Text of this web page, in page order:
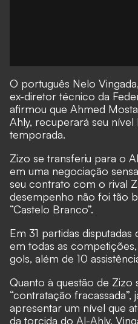
O português Nelo
ex-diretor técnico da
afirmou que Ahmed
Ahly, recuperará seu nível
temporada.
Zizo se transferiu para o
em uma negociação
seu contrato com o rival
desempenho não foi tão
“Castelo Branco”.
Em 31 partidas
em todas as
gols, além de 10
Quanto à questão de Zizo
“contratação fracassada”,
apresentar um nível que
da torcida do Al-Ahly,